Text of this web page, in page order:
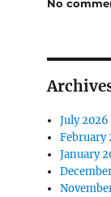
No
July 2026
February
January